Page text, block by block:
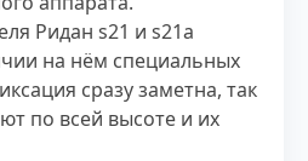
Ридан s21 и s21a
на нём специальных
сразу заметна, так
по всей высоте и их